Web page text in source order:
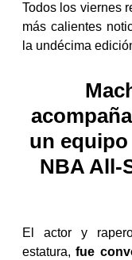
Todos los viernes
más calientes
la undécima
un
NBA All-
El actor y
estatura,fue